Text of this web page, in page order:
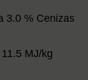
3.0 % Cenizas
MJ/kg